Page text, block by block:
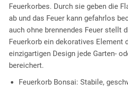
Feuerkorbes. Durch sie geben die
ab und das Feuer kann gefahrlos
auch ohne brennendes Feuer stellt
Feuerkorb ein dekoratives Element
einzigartigen Design jede Garten-
bereichert.
Feuerkorb Bonsai: Stabile,